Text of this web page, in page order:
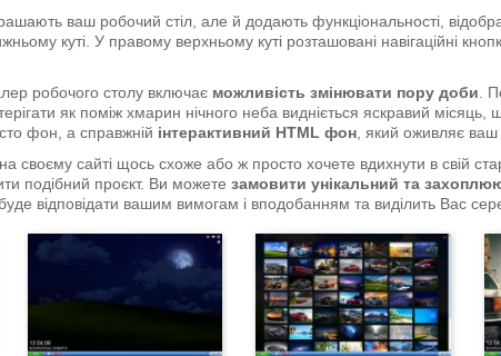
ваш робочий стіл, але й додають функціональності,
куті. У правому верхньому куті розташовані навігаційні
робочого столу включає можливість змінювати пору доби .
як поміж хмарин нічного неба видніється яскравий
фон, а справжній інтерактивний HTML фон, який оживляє ваш
своєму сайті щось схоже або ж просто хочете вдихнути в свій
подібний проєкт. Ви можете замовити унікальний та
відповідати вашим вимогам і вподобанням та виділить Вас